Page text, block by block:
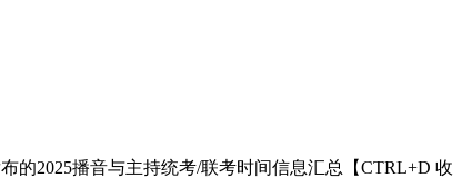
的2025播音与主持统考/联考时间信息汇总【CTRL+D 收